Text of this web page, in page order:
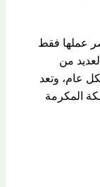
عملها فقط
من
عام، وتعد
المكرمة